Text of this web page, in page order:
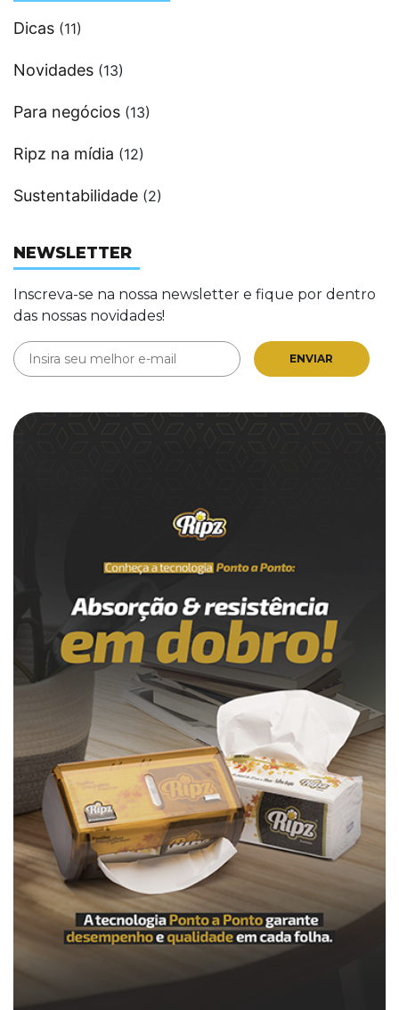
Dicas (11)
Novidades (13)
Para negócios (13)
Ripz na mídia (12)
Sustentabilidade (2)
NEWSLETTER
Inscreva-se na nossa newsletter e fique por dentro
das nossas novidades!